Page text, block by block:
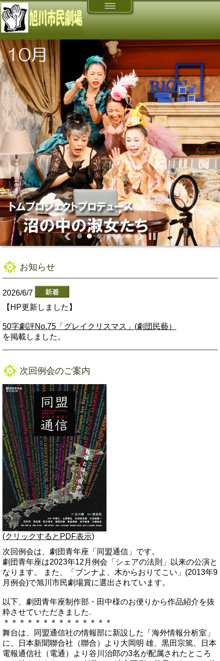
お知らせ
2026/6/7
【HP更新しました】
50字劇評No.75「グレイクリスマス」(劇団民藝）
を掲載しました。
次回例会のご案内
(クリックするとPDF表示)
次回例会は、劇団青年座「同盟通信」です。
劇団青年座は2023年12月例会「シェアの法則」以来の公演と
なります。 また、「ブンナよ、木からおりてこい」(2013年9
月例会)で旭川市民劇場賞に選出されています。
以下、劇団青年座制作部・田中様のお便りから作品紹介を抜
粋させていただきました.
＊＊＊＊＊＊＊＊＊＊＊＊＊＊
舞台は、同盟通信社の情報部に新設した「海外情報分析室」
に、日本新聞聯合社（聯合）より大岡明 雄、黒田宗篤、日本
電報通信社（電通）より谷川治郎の3名が配属されたところ